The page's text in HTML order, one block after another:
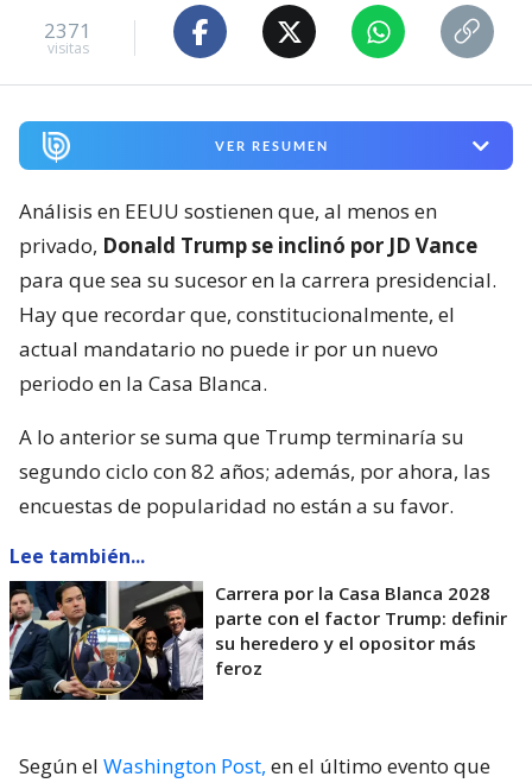
2371
visitas
VER RESUMEN
Análisis en EEUU sostienen que, al menos en
privado, Donald Trump se inclinó por JD Vance
para que sea su sucesor en la carrera presidencial.
Hay que recordar que, constitucionalmente, el
actual mandatario no puede ir por un nuevo
periodo en la Casa Blanca.
A lo anterior se suma que Trump terminaría su
segundo ciclo con 82 años; además, por ahora, las
encuestas de popularidad no están a su favor.
Lee también...
Carrera por la Casa Blanca 2028
parte con el factor Trump: definir
su heredero y el opositor más
feroz
Según el Washington Post, en el último evento que